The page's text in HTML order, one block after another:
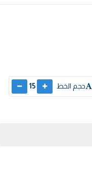
حجم الخط 15